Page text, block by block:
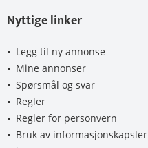
Nyttige linker
Legg til ny annonse
Mine annonser
Spørsmål og svar
Regler
Regler for personvern
Bruk av informasjonskapsler